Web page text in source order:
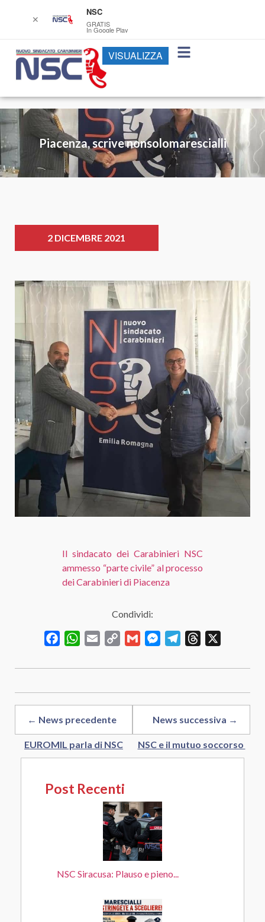
Piacenza, scrive nonsolomarescialli
2 DICEMBRE 2021
Il sindacato dei Carabinieri NSC
ammesso “parte civile” al processo
dei Carabinieri di Piacenza
Condividi:
FacebookWhatsApp
Email
Copy
Gmail MessengerTelegramThreads
← News precedente
EUROMIL parla di NSC
News successiva →
NSC e il mutuo soccorso
Post Recenti
NSC Siracusa: Plauso e pieno...
✕
NSC
GRATIS
In Google Play
VISUALIZZA